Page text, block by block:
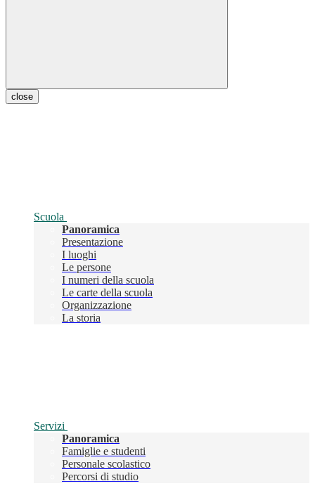
close
Scuola
Panoramica
Presentazione
I luoghi
Le persone
I numeri della scuola
Le carte della scuola
Organizzazione
La storia
Servizi
Panoramica
Famiglie e studenti
Personale scolastico
Percorsi di studio